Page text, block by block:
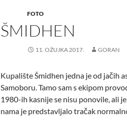
FOTO
ŠMIDHEN
11. OŽUJKA 2017. GORAN
Kupalište Šmidhen jedna je od jačih
Samoboru. Tamo sam s ekipom
1980-ih kasnije se nisu ponovile, ali
nama je predstavljalo tračak